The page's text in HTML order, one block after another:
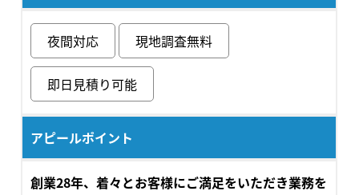
夜間対応 現地調査無料
即日見積り可能
アピールポイント
創業28年、着々とお客様にご満足をいただき業務を